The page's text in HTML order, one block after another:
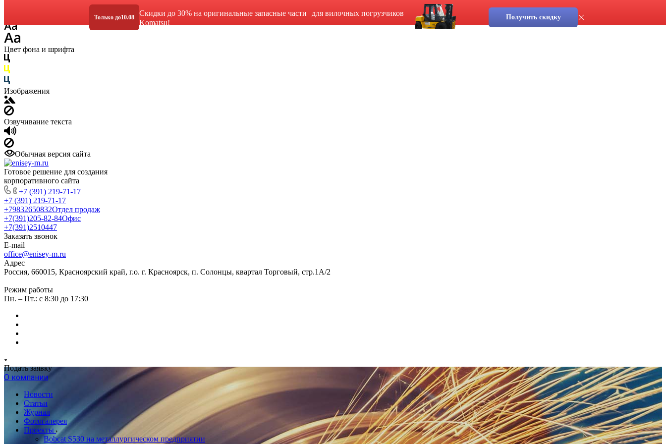
Только до10.08
Скидки до 30% на оригинальные запасные части для вилочных погрузчиков
Komatsu!
Получить скидку
Цвет фона и шрифта
Изображения
Озвучивание текста
Обычная версия сайта
Готовое решение для создания
корпоративного сайта
+7 (391) 219-71-17
+7 (391) 219-71-17
+79832650832Отдел продаж
+7(391)205-82-84Офис
+7(391)2510447
Заказать звонок
E-mail
office@enisey-m.ru
Адрес
Россия, 660015, Красноярский край, г.о. г. Красноярск, п. Солонцы, квартал Торговый, стр.1А/2
Режим работы
Пн. – Пт.: c 8:30 до 17:30
Подать заявку
О компании
Новости
Статьи
Журнал
Фотогалерея
Проекты
Bobcat S530 на металлургическом предприятии